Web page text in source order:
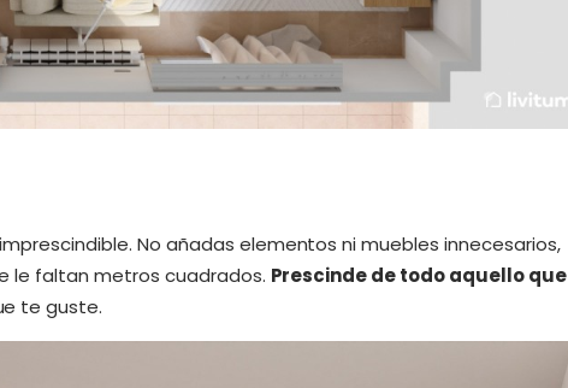
No añadas elementos ni muebles innecesarios,
le faltan metros cuadrados. Prescinde de todo aquello que
te guste.